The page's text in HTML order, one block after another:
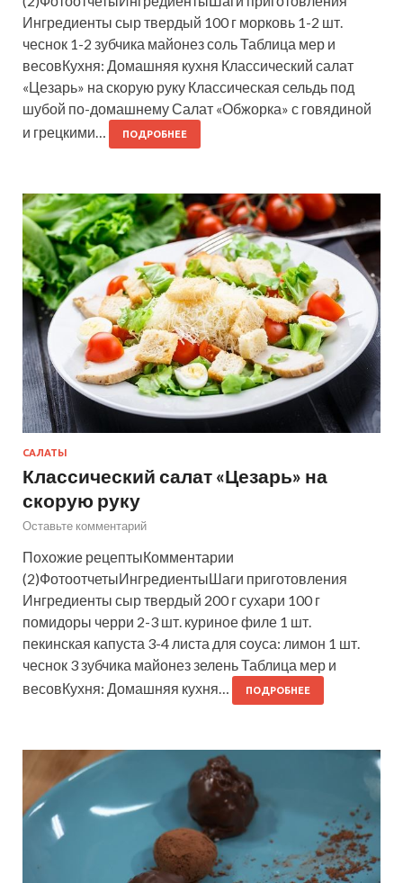
Ингредиенты сыр твердый 100 г морковь 1-2 шт.
чеснок 1-2 зубчика майонез соль Таблица мер и
весовКухня: Домашняя кухня Классический салат
«Цезарь» на скорую руку Классическая сельдь под
шубой по-домашнему Салат «Обжорка» с говядиной
и грецкими…
ПОДРОБНЕЕ
САЛАТЫ
Классический салат «Цезарь» на
скорую руку
Оставьте комментарий
Похожие рецептыКомментарии
(2)ФотоотчетыИнгредиентыШаги приготовления
Ингредиенты сыр твердый 200 г сухари 100 г
помидоры черри 2-3 шт. куриное филе 1 шт.
пекинская капуста 3-4 листа для соуса: лимон 1 шт.
чеснок 3 зубчика майонез зелень Таблица мер и
весовКухня: Домашняя кухня…
ПОДРОБНЕЕ